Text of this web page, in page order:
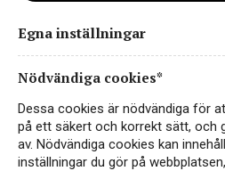
giertz_farg_020
Egna inställningar
Nödvändiga cookies*
Dessa cookies är nödvändiga för
på ett säkert och korrekt sätt, och
av. Nödvändiga cookies kan
inställningar du gör på